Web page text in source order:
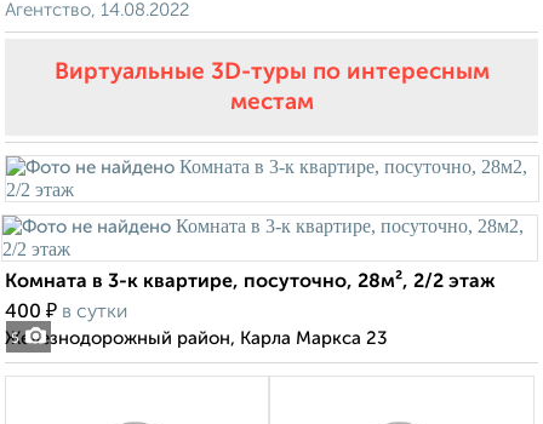
Агентство, 14.08.2022
Виртуальные 3D-туры по интересным
местам
5
Комната в 3-к квартире, посуточно, 28м², 2/2 этаж
400 ₽ в сутки
Железнодорожный район, Карла Маркса 23